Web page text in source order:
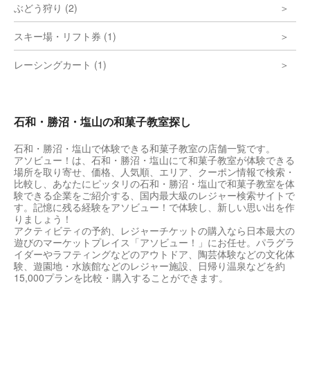
ぶどう狩り (2)
スキー場・リフト券 (1)
レーシングカート (1)
石和・勝沼・塩山の和菓子教室探し
石和・勝沼・塩山で体験できる和菓子教室の店舗一覧です。
アソビュー！は、石和・勝沼・塩山にて和菓子教室が体験できる
場所を取り寄せ、価格、人気順、エリア、クーポン情報で検索・
比較し、あなたにピッタリの石和・勝沼・塩山で和菓子教室を体
験できる企業をご紹介する、国内最大級のレジャー検索サイトで
す。記憶に残る経験をアソビュー！で体験し、新しい思い出を作
りましょう！
アクティビティの予約、レジャーチケットの購入なら日本最大の
遊びのマーケットプレイス「アソビュー！」にお任せ。パラグラ
イダーやラフティングなどのアウトドア、陶芸体験などの文化体
験、遊園地・水族館などのレジャー施設、日帰り温泉などを約
15,000プランを比較・購入することができます。